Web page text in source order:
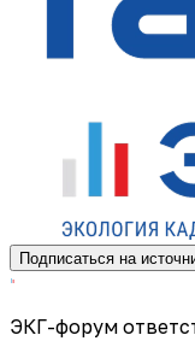
Подписаться на
ЭКГ-форум